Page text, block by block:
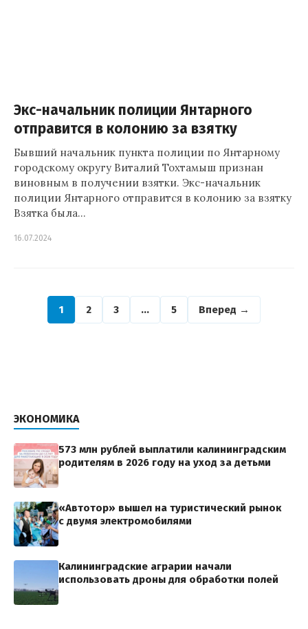
Экс-начальник полиции Янтарного
отправится в колонию за взятку
Бывший начальник пункта полиции по Янтарному
городскому округу Виталий Тохтамыш признан
виновным в получении взятки. Экс-начальник
полиции Янтарного отправится в колонию за взятку
Взятка была…
16.07.2024
1 2 3 … 5 Вперед →
ЭКОНОМИКА
573 млн рублей выплатили калининградским
родителям в 2026 году на уход за детьми
«Автотор» вышел на туристический рынок
с двумя электромобилями
Калининградские аграрии начали
использовать дроны для обработки полей